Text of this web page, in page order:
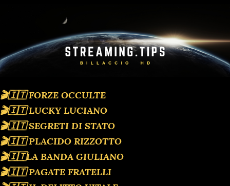
🎬🇮🇹 FORZE OCCULTE
🎬🇮🇹 LUCKY LUCIANO
🎬🇮🇹 SEGRETI DI STATO
🎬🇮🇹 PLACIDO RIZZOTTO
🎬🇮🇹LA BANDA GIULIANO
🎬🇮🇹 PAGATE FRATELLI